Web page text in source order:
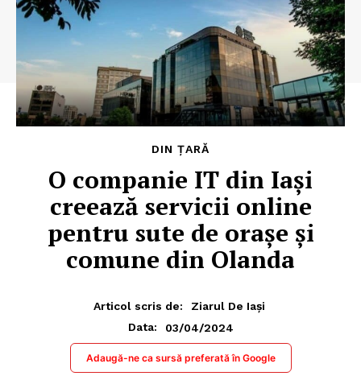
DIN ȚARĂ
O companie IT din Iași
creează servicii online
pentru sute de orașe și
comune din Olanda
Articol scris de:
Ziarul De Iași
Data:
03/04/2024
Adaugă-ne ca sursă preferată în Google